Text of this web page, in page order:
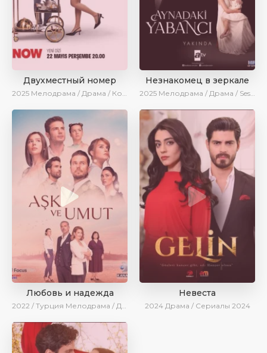
Двухместный номер
2025 Мелодрама / Драма / Комедия / Новинки / Сериалы 2025
Незнакомец в зеркале
2025 Мелодрама / Драма / SesDizi / AlisaDirilis / Новинки / Сериалы 2025
Любовь и надежда
2022 / Турция Мелодрама / Драма / BeniAffet
Невеста
2024 Драма / Сериалы 2024